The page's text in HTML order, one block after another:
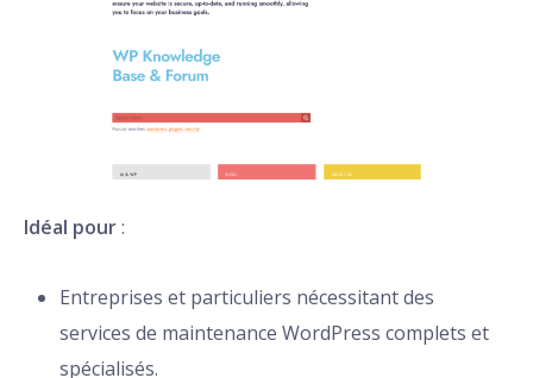
Idéal pour:
Entreprises et particuliers nécessitant des
services de maintenance WordPress complets et
spécialisés.